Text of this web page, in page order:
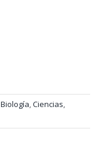
Biología,Ciencias,